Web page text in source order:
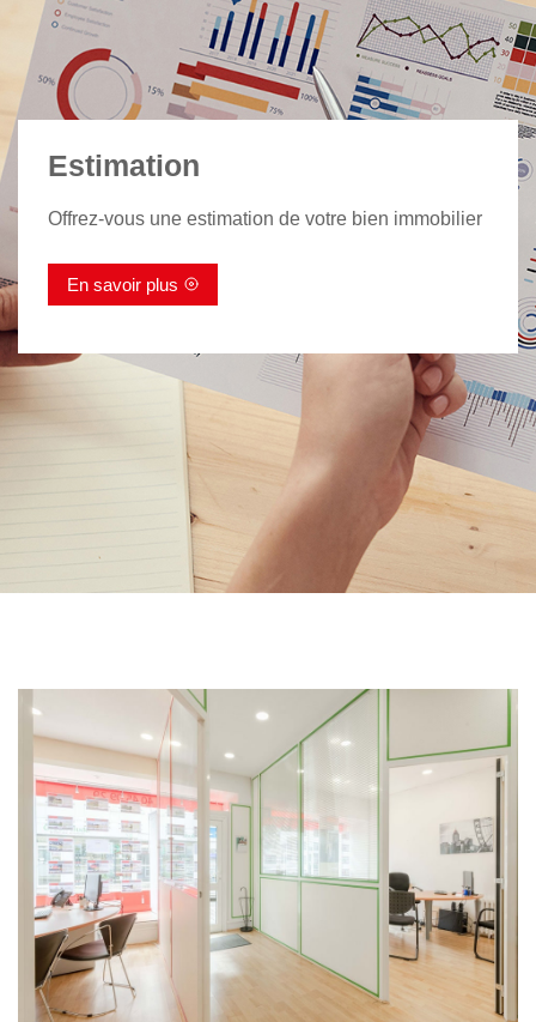
Estimation
Offrez-vous une estimation de votre bien immobilier
En savoir plus